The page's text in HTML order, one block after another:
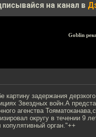
на канал в
Goblin
задержания
Звездных войн.А
агенства
округу в течении 9
орган."++